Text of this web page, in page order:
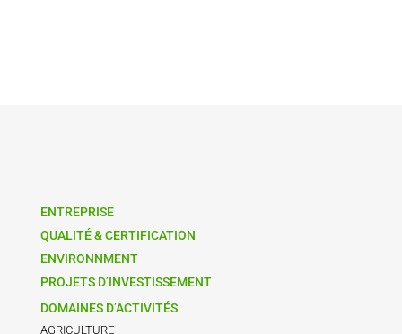
ENTREPRISE
QUALITÉ & CERTIFICATION
ENVIRONNMENT
PROJETS D’INVESTISSEMENT
DOMAINES D’ACTIVITÉS
AGRICULTURE